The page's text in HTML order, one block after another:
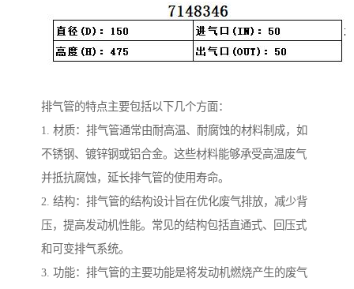
排气管的特点主要包括以下几个方面：
1. 材质：排气管通常由耐高温、耐腐蚀的材料制成，如
不锈钢、镀锌钢或铝合金。这些材料能够承受高温废气
并抵抗腐蚀，延长排气管的使用寿命。
2. 结构：排气管的结构设计旨在优化废气排放，减少背
压，提高发动机性能。常见的结构包括直通式、回压式
和可变排气系统。
3. 功能：排气管的主要功能是将发动机燃烧产生的废气